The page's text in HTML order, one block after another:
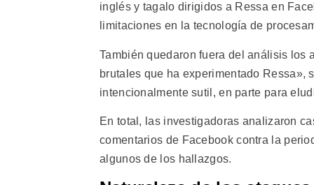
inglés y tagalo dirigidos a Ressa en
limitaciones en la tecnología de
También quedaron fuera del análisis los
brutales que ha experimentado Ressa»,
intencionalmente sutil, en parte para
En total, las investigadoras analizaron
comentarios de Facebook contra la
algunos de los hallazgos.